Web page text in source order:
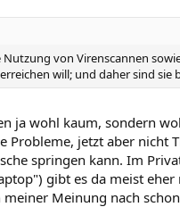
von Virenscannen
will; und daher sind sie
ja wohl kaum, sondern
Probleme, jetzt aber nicht
springen kann. Im
gibt es da meist
meiner Meinung nach